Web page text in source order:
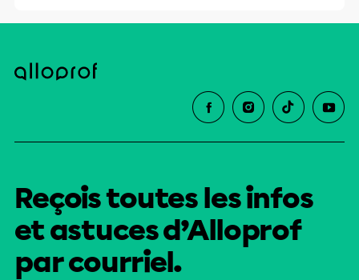
Reçois toutes les infos
et astuces d’Alloprof
par courriel.